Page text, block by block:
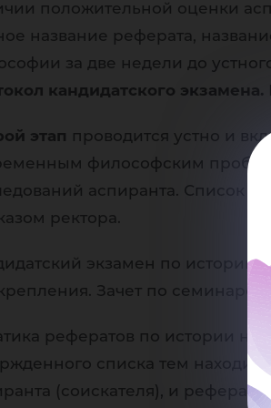
положительной оценки
название реферата,
за две недели до
кандидатского экзамена.
этап проводится устно и
философским
аспиранта. Список
ректора.
экзамен по истории
Зачет по
рефератов по истории
списка тем
(соискателя), и реферат